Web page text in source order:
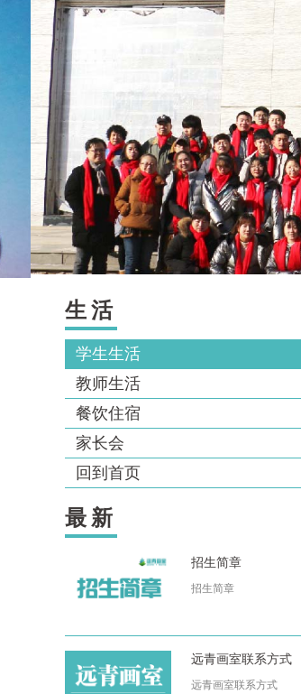
生活
学生生活
教师生活
餐饮住宿
家长会
回到首页
最新
招生简章
招生简章
远青画室联系方式
远青画室联系方式